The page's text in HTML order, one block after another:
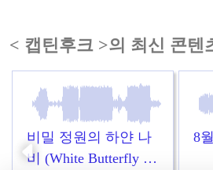
< 캡틴후크 >의 최신 콘텐
비밀 정원의 하얀 나
비 (White Butterfly in
8